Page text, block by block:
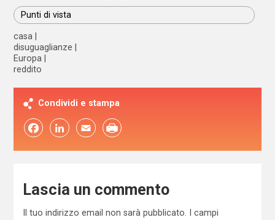
Punti di vista
casa
disuguaglianze
Europa
reddito
Condividi e stampa
FacebookLinkedIn Email
Lascia un commento
Il tuo indirizzo email non sarà pubblicato.
I campi